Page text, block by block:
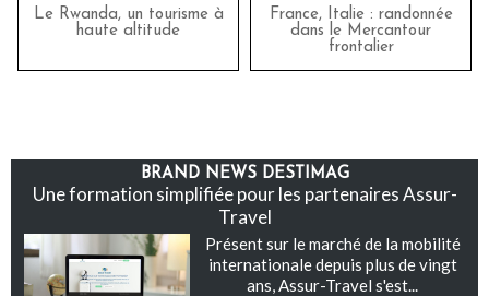
Le Rwanda, un tourisme à
haute altitude
France, Italie : randonnée
dans le Mercantour
frontalier
BRAND NEWS DESTIMAG
Une formation simplifiée pour les partenaires Assur-
Travel
Présent sur le marché de la mobilité
internationale depuis plus de vingt
ans, Assur-Travel s'est...